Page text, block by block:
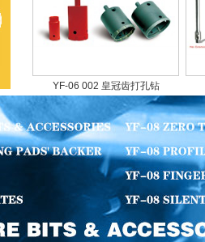
YF-06 002 皇冠齿打孔钻